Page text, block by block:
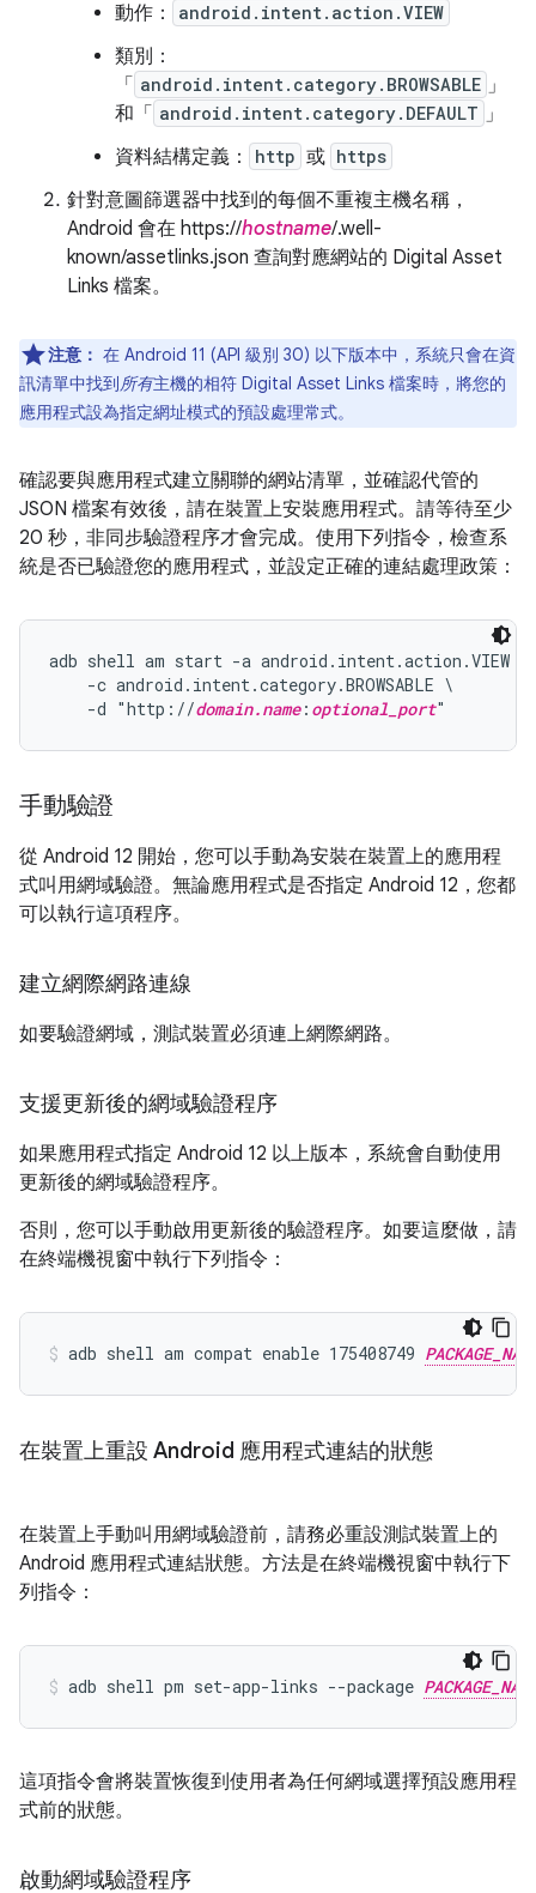
動作：
android.intent.action.VIEW
類別：
「
android.intent.category.BROWSABLE 」
和「
android.intent.category.DEFAULT 」
資料結構定義：
http 或 https
針對意圖篩選器中找到的每個不重複主機名稱，
Android 會在 https://hostname/.well-
known/assetlinks.json 查詢對應網站的 Digital Asset
Links 檔案。
注意： 在 Android 11 (API 級別 30) 以下版本中，系統只會在資
訊清單中找到所有主機的相符 Digital Asset Links 檔案時，將您的
應用程式設為指定網址模式的預設處理常式。
確認要與應用程式建立關聯的網站清單，並確認代管的
JSON 檔案有效後，請在裝置上安裝應用程式。請等待至少
20 秒，非同步驗證程序才會完成。使用下列指令，檢查系
統是否已驗證您的應用程式，並設定正確的連結處理政策：
adb shell am start -a android.intent.action.VIEW \
    -c android.intent.category.BROWSABLE \
    -d "http://
domain.name: optional_port
手動驗證
從 Android 12 開始，您可以手動為安裝在裝置上的應用程
式叫用網域驗證。無論應用程式是否指定 Android 12，您都
可以執行這項程序。
建立網際網路連線
如要驗證網域，測試裝置必須連上網際網路。
支援更新後的網域驗證程序
如果應用程式指定 Android 12 以上版本，系統會自動使用
更新後的網域驗證程序。
否則，您可以手動啟用更新後的驗證程序。如要這麼做，請
在終端機視窗中執行下列指令：
adb shell am compat enable 175408749
在裝置上重設 Android 應用程式連結的狀態
在裝置上手動叫用網域驗證前，請務必重設測試裝置上的
Android 應用程式連結狀態。方法是在終端機視窗中執行下
列指令：
adb shell pm set-app-links --package
這項指令會將裝置恢復到使用者為任何網域選擇預設應用程
式前的狀態。
啟動網域驗證程序